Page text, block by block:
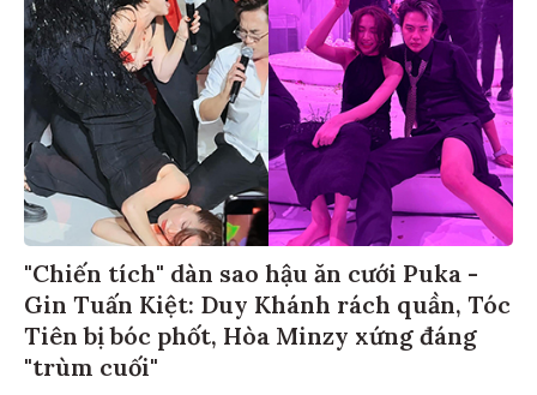
"Chiến tích" dàn sao hậu ăn cưới Puka -
Gin Tuấn Kiệt: Duy Khánh rách quần, Tóc
Tiên bị bóc phốt, Hòa Minzy xứng đáng
"trùm cuối"